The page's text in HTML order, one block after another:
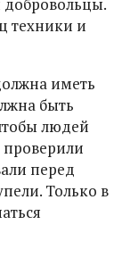
техники и
иметь
быть
людей
проверили
перед
Только в